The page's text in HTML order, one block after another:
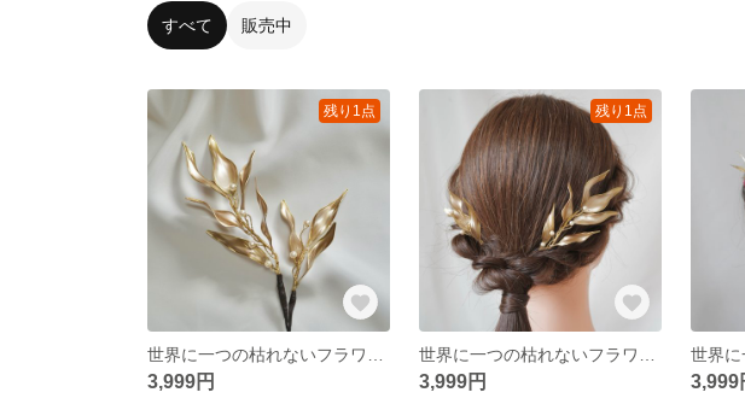
すべて 販売中
残り1点
3,999円
残り1点
3,999円 3,999